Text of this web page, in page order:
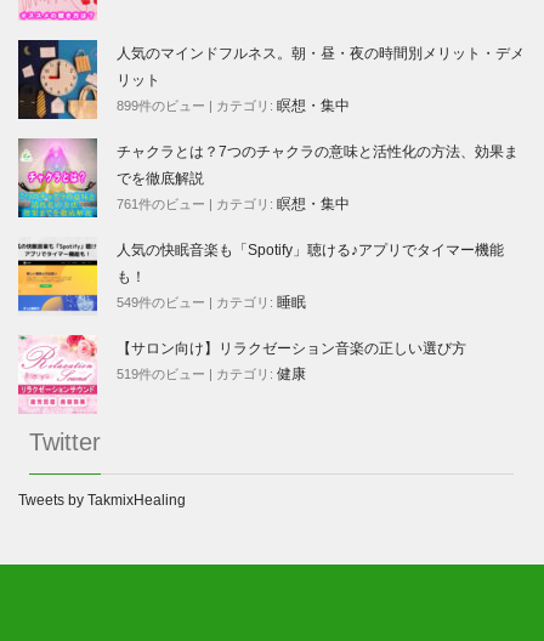
人気のマインドフルネス。朝・昼・夜の時間別メリット・デメ
リット
899件のビュー | カテゴリ: 瞑想・集中
チャクラとは？7つのチャクラの意味と活性化の方法、効果ま
でを徹底解説
761件のビュー | カテゴリ: 瞑想・集中
人気の快眠音楽も「Spotify」聴ける♪アプリでタイマー機能
も！
549件のビュー | カテゴリ: 睡眠
【サロン向け】リラクゼーション音楽の正しい選び方
519件のビュー | カテゴリ: 健康
Twitter
Tweets by TakmixHealing